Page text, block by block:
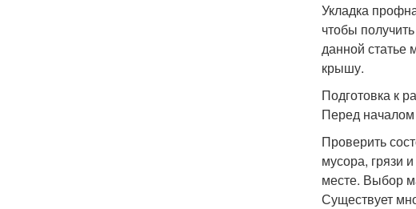
Укладка
чтобы
данной статье
крышу.
Подготовка к
Перед
Проверить
мусора, грязи
месте. Выбор
Существует